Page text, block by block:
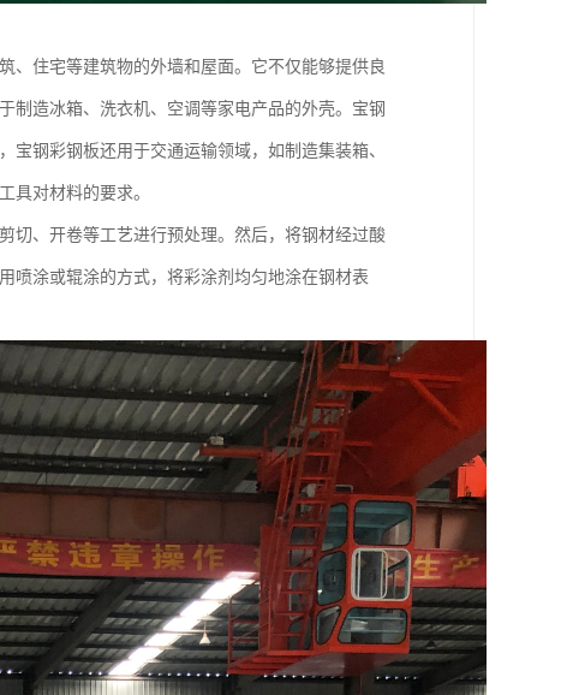
、住宅等建筑物的外墙和屋面。它不仅能够提供良
制造冰箱、洗衣机、空调等家电产品的外壳。宝钢
钢彩钢板还用于交通运输领域，如制造集装箱、
具对材料的要求。
切、开卷等工艺进行预处理。然后，将钢材经过酸
喷涂或辊涂的方式，将彩涂剂均匀地涂在钢材表